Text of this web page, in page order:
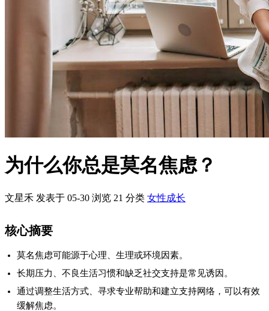
为什么你总是莫名焦虑？
文星禾 发表于 05-30 浏览 21 分类 女性成长
核心摘要
莫名焦虑可能源于心理、生理或环境因素。
长期压力、不良生活习惯和缺乏社交支持是常见诱因。
通过调整生活方式、寻求专业帮助和建立支持网络，可以有效
缓解焦虑。